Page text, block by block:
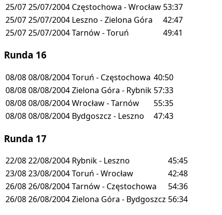
25/0725/07/2004 Częstochowa - Wrocław 53:37
25/0725/07/2004 Leszno - Zielona Góra
42:47
25/0725/07/2004Tarnów - Toruń 49:41
Runda 16
08/0808/08/2004Toruń - Częstochowa 40:50
08/0808/08/2004Zielona Góra - Rybnik 57:33
08/0808/08/2004Wrocław - Tarnów
55:35
08/0808/08/2004 Bydgoszcz - Leszno 47:43
Runda 17
22/0822/08/2004 Rybnik - Leszno
45:45
23/0823/08/2004Toruń - Wrocław
42:48
26/0826/08/2004Tarnów - Częstochowa
54:36
26/0826/08/2004Zielona Góra - Bydgoszcz 56:34